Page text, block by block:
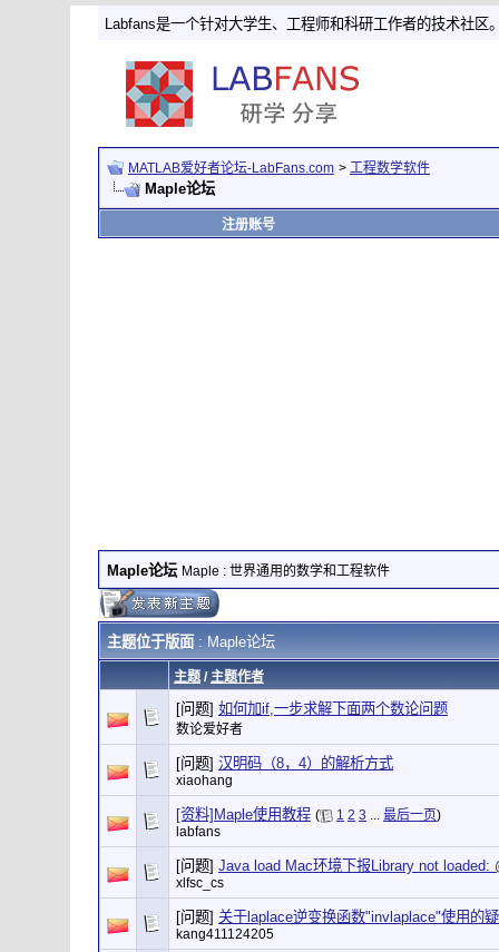
Labfans是一个针对大学生、工程师和科研工作者的技术社区
MATLAB爱好者论坛-LabFans.com > 工程数学软件
Maple论坛
注册账号
Maple论坛 Maple : 世界通用的数学和工程软件
主题位于版面: Maple论坛
主题/ 主题作者
[问题] 如何加if,一步求解下面两个数论问题
数论爱好者
[问题] 汉明码（8，4）的解析方式
xiaohang
[资料]Maple使用教程 ( 1 2 3 ... 最后一页)
labfans
[问题] Java load Mac环境下报Library not loaded:
xlfsc_cs
[问题] 关于laplace逆变换函数"invlaplace"使用的
kang411124205